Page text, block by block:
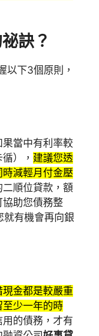
訣？
以下3個原則，
當中有利率較
）， 建議您透
減輕月付金壓
二順位貸款，額
助您債務整
就有機會再向銀
金都是較嚴重
少一年的時
用的債務，才有